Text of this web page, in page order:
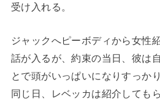
受け入れる。
ジャックへピーボディから女性
話が入るが、約束の当日、彼は
とで頭がいっぱいになりすっか
同じ日、レベッカは紹介しても